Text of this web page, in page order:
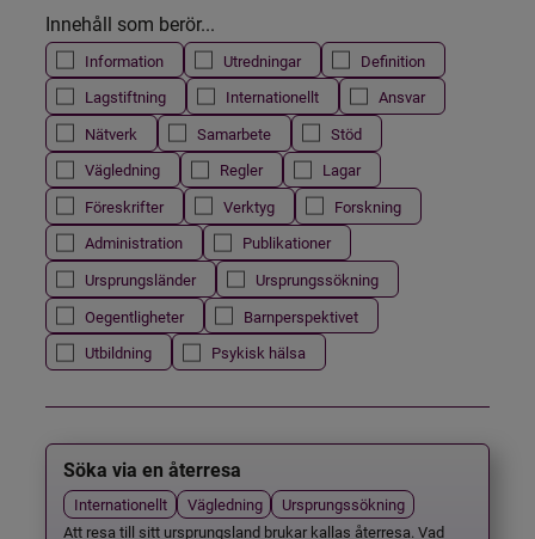
Innehåll som berör...
Information Utredningar
Definition
Lagstiftning
Internationellt
Ansvar
Nätverk
Samarbete
Stöd
Vägledning
Regler
Lagar
Föreskrifter
Verktyg
Forskning
Administration
Publikationer
Ursprungsländer
Ursprungssökning
Oegentligheter
Barnperspektivet
Utbildning
Psykisk hälsa
Söka via en återresa
Internationellt Vägledning
Ursprungssökning
Att resa till sitt ursprungsland brukar kallas återresa. Vad